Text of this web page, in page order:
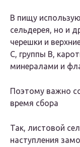
В пищу
сельдерея, но и
черешки и
C, группы B,
минералами и
Поэтому важно
время сбора
Так, листовой
наступления